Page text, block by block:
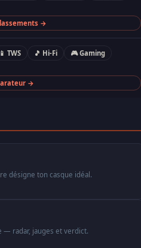
→
📱 TWS 🎵 Hi-Fi
🎮 Gaming
→
désigne ton casque idéal.
— radar, jauges et verdict.